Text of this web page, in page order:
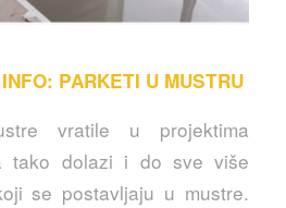
PARKETI U MUSTRU
vratile u projektima
tako dolazi i do sve više
se postavljaju u mustre.